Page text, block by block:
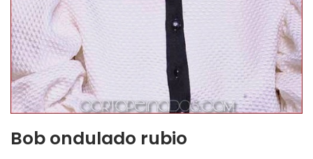
Bob ondulado rubio